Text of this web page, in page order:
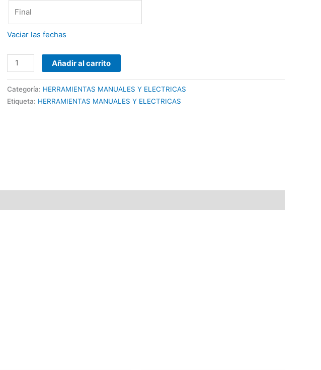
Vaciar las fechas
Añadir al carrito
Categoría: HERRAMIENTAS MANUALES Y ELECTRICAS
Etiqueta: HERRAMIENTAS MANUALES Y ELECTRICAS